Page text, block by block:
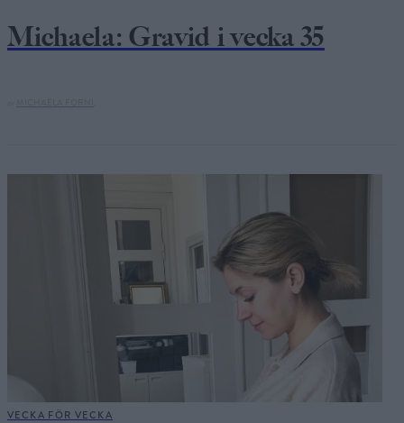
Michaela: Gravid i vecka 35
VECKA FÖR VECKA